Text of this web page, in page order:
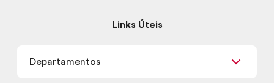
Links Úteis
Departamentos